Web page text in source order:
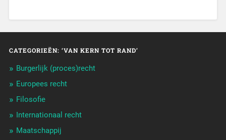
CATEGORIEËN: ‘VAN KERN TOT RAND’
Burgerlijk (proces)recht
Europees recht
Filosofie
Internationaal recht
Maatschappij